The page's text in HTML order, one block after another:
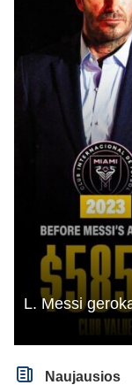
L. Messi
Naujausios